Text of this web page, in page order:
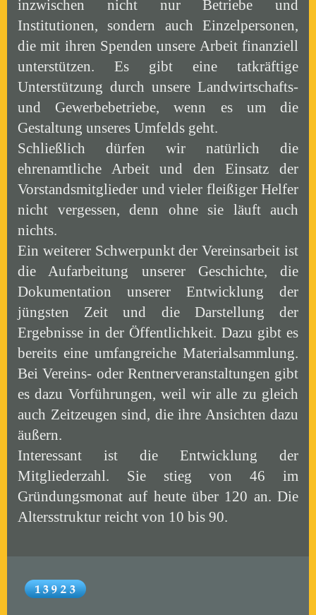
inzwischen nicht nur Betriebe und
Institutionen, sondern auch Einzelpersonen,
die mit ihren Spenden unsere Arbeit finanziell
unterstützen. Es gibt eine tatkräftige
Unterstützung durch unsere Landwirtschafts-
und Gewerbebetriebe, wenn es um die
Gestaltung unseres Umfelds geht.
Schließlich dürfen wir natürlich die
ehrenamtliche Arbeit und den Einsatz der
Vorstandsmitglieder und vieler fleißiger Helfer
nicht vergessen, denn ohne sie läuft auch
nichts.
Ein weiterer Schwerpunkt der Vereinsarbeit ist
die Aufarbeitung unserer Geschichte, die
Dokumentation unserer Entwicklung der
jüngsten Zeit und die Darstellung der
Ergebnisse in der Öffentlichkeit. Dazu gibt es
bereits eine umfangreiche Materialsammlung.
Bei Vereins- oder Rentnerveranstaltungen gibt
es dazu Vorführungen, weil wir alle zu gleich
auch Zeitzeugen sind, die ihre Ansichten dazu
äußern.
Interessant ist die Entwicklung der
Mitgliederzahl. Sie stieg von 46 im
Gründungsmonat auf heute über 120 an. Die
Altersstruktur reicht von 10 bis 90.